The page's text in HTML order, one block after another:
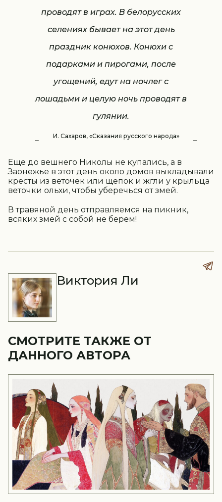
проводят в играх. В белорусских
селениях бывает на этот день
праздник конюхов. Конюхи с
подарками и пирогами, после
угощений, едут на ночлег с
лошадьми и целую ночь проводят в
гулянии.
И. Сахаров, «Сказания русского народа»
Еще до вешнего Николы не купались, а в
Заонежье в этот день около домов выкладывали
кресты из веточек или щепок и жгли у крыльца
веточки ольхи, чтобы уберечься от змей.
В травяной день отправляемся на пикник,
всяких змей с собой не берем!
Виктория Ли
СМОТРИТЕ ТАКЖЕ ОТ
ДАННОГО АВТОРА